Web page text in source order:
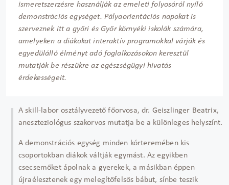
ismeretszerzésre használják az emeleti folyosóról nyíló
demonstrációs egységet. Pályaorientációs napokat is
szerveznek itt a győri és Győr környéki iskolák számára,
amelyeken a diákokat interaktív programokkal várják és
egyedülálló élményt adó foglalkozásokon keresztül
mutatják be részükre az egészségügyi hivatás
érdekességeit.
A skill-labor osztályvezető főorvosa, dr. Geiszlinger Beatrix,
aneszteziológus szakorvos mutatja be a különleges helyszínt.
A demonstrációs egység minden kórteremében kis
csoportokban diákok váltják egymást. Az egyikben
csecsemőket ápolnak a gyerekek, a másikban éppen
újraélesztenek egy melegítőfelsős bábut, sínbe teszik